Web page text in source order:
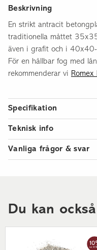
Beskrivning
En strikt antracit
traditionella måttet
även i grafit och i
För en hållbar fog med
rekommenderar vi
Specifikation
Artikelnummer
Antal per kvm
Vikt per styck
Höjd
Teknisk info
Guide: Så lägger du sten
Vanliga frågor & svar
som går igenom våra
nackdelar så du lätt kan
stenläggning. Guiden
Du kan